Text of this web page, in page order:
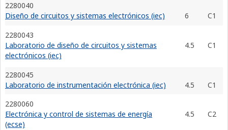
2280040
Diseño de circuitos y sistemas electrónicos (iec)
6
C1
2280043
Laboratorio de diseño de circuitos y sistemas
electrónicos (iec)
4.5 C1
2280045
Laboratorio de instrumentación electrónica (iec)
4.5
C1
2280060
Electrónica y control de sistemas de energía
(ecse)
4.5 C2